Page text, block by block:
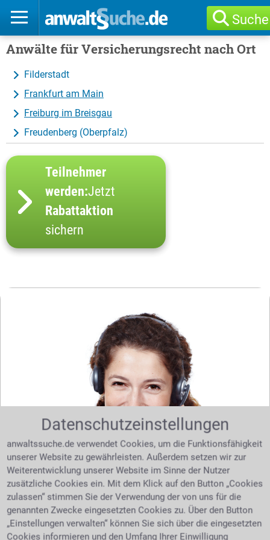
Suche
Anwälte für Versicherungsrecht nach Ort
Filderstadt
Frankfurt am Main
Freiburg im Breisgau
Freudenberg (Oberpfalz)
Teilnehmer
werden:Jetzt
Rabattaktion
sichern
Sie benötigen Hilfe bei Ihrer Suche nach dem
richtigen Anwalt? Dann schreiben Sie uns über
unser Kontaktformular . Wir helfen Ihnen kostenlos
und unverbindlich.
Datenschutzeinstellungen
anwaltssuche.de verwendet Cookies, um die Funktionsfähigkeit
unserer Website zu gewährleisten. Außerdem setzen wir zur
Weiterentwicklung unserer Website im Sinne der Nutzer
zusätzliche Cookies ein. Mit dem Klick auf den Button „Cookies
zulassen“ stimmen Sie der Verwendung der von uns für die
genannten Zwecke eingesetzten Cookies zu. Über den Button
„Einstellungen verwalten“ können Sie sich über die eingesetzten
Cookies informieren und den Umfang Ihrer Einwilligung